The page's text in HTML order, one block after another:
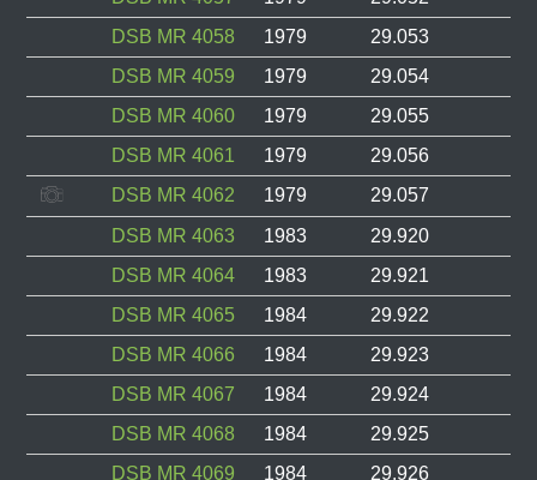
DSB MR 4058
1979
29.053
DSB MR 4059
1979
29.054
DSB MR 4060
1979
29.055
DSB MR 4061
1979
29.056
DSB MR 4062
1979
29.057
DSB MR 4063
1983
29.920
DSB MR 4064
1983
29.921
DSB MR 4065
1984
29.922
DSB MR 4066
1984
29.923
DSB MR 4067
1984
29.924
DSB MR 4068
1984
29.925
DSB MR 4069
1984
29.926